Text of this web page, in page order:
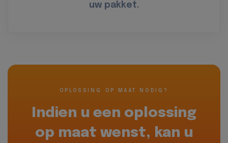
uw pakket.
OPLOSSING OP MAAT NODIG?
Indien u een oplossing
op maat wenst, kan u